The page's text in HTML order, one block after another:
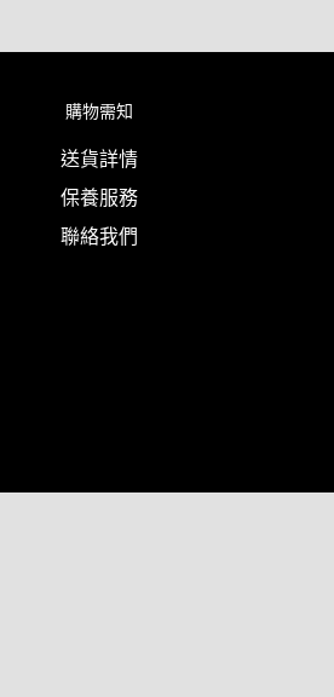
購物需知
送貨詳情
保養服務
聯絡我們